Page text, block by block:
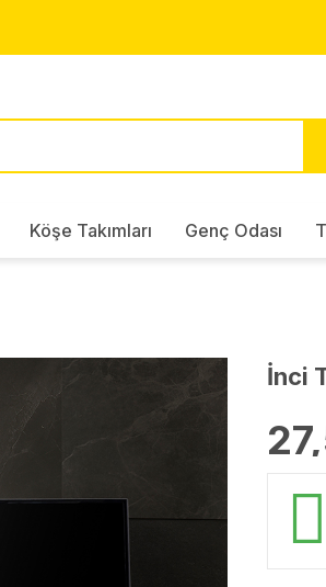
Köşe Takımları Genç Odası
İnci